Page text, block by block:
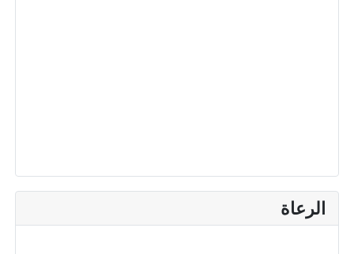
الرعاة